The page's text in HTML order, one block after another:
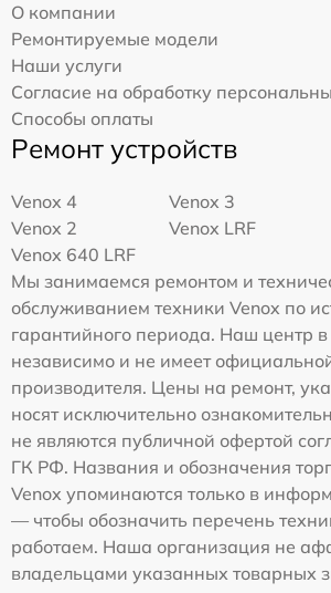
О компании
Ремонтируемые модели
Наши услуги
Согласие на обработку
Способы оплаты
Ремонт устройств
Venox 4
Venox 3
Venox 2
Venox LRF
Venox 640 LRF
Мы занимаемся ремонтом и
обслуживанием техники Venox по
гарантийного периода. Наш центр
независимо и не имеет
производителя. Цены на ремонт,
носят исключительно
не являются публичной офертой
ГК РФ. Названия и обозначения
Venox упоминаются только в
— чтобы обозначить перечень
работаем. Наша организация не
владельцами указанных товарных